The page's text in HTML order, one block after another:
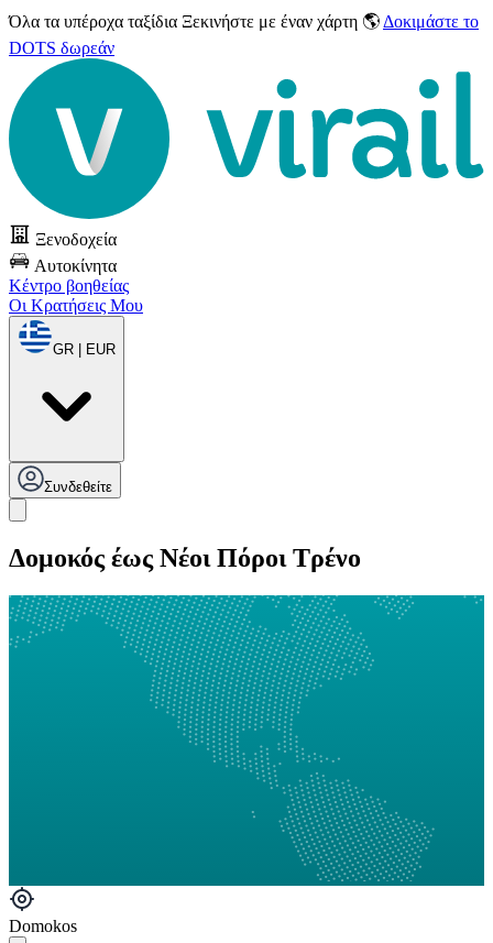
Όλα τα υπέροχα ταξίδια Ξεκινήστε με έναν χάρτη 🌎 Δοκιμάστε το
DOTS δωρεάν
Ξενοδοχεία
Αυτοκίνητα
Κέντρο βοηθείας
Οι Κρατήσεις Μου
GR | EUR
Συνδεθείτε
Δομοκός έως Νέοι Πόροι Τρένο
Domokos